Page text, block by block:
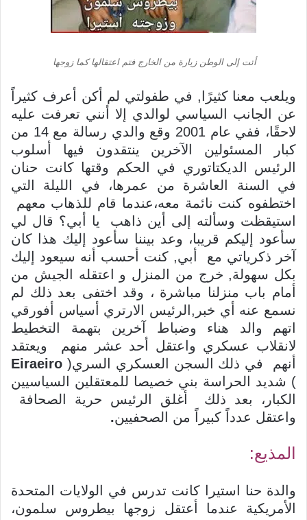
أتت إلى الوطن زيارة من الخارج فتم اعتقالها كما زوجها
ويلعب معنا كثيرًا, في طفولتي لم أكن أعرف كثيراً
عن الجانب السياسي لوالدي إلا أنني تعرفت عليه
لاحقًا، ففي عام 2001 وقع والدي رسالة مع 14 من
كبار المسئولين الآخرين ينتقدون فيها أسلوب
الرئيس الديكتاتوري في الحكم وقتها كانت حنان
في السنة العاشرة من عمرها، في الليلة التي
اختطفوه كنت نائمة معه،عندما قام للذهاب معهم
استيقظت وسألته إلى أين ذاهب يا أبي؟ قال لي
سأعود إليكم قريبا، وعد بيننا سأعود إليك هذا كان
آخر ذكرياتي مع أبي, كنت أحسب أنه سيعود إليك
بكل سهولة, خرج من المنزل و اعتقله الجيش من
أمام باب منزلنا مباشرة ، وقد اختفى بعد ذلك لم
نسمع عنه أي خبر,الرئيس الارتري أسياس أفورقي
اتهم والد هناء وضباط آخرين بتهمة التخطيط
لانقلاب عسكري واعتقل أحد عشر منهم ويعتقد
أنهم في ذلك السجن العسكري السري( Eiraeiro
) شديد الحراسة بني خصيصا للمعتقلين السياسيين
الكبار، بعد ذلك أغلق الرئيس حرية الصحافة
واعتقل عدداً كبيراً من الصحفيين.
المذيع:
والدة حنا استيرا كانت تدرس في الولايات المتحدة
الأمريكية عندما أعتقل زوجها بيطروس سلمون،